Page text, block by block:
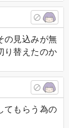
の見込みが無
り替えたのか
てもらう為の